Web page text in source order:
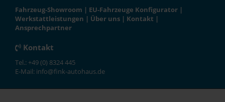
Fahrzeug-Showroom | EU-Fahrzeuge Konfigurator |
Werkstattleistungen | Über uns | Kontakt |
Ansprechpartner
Kontakt
Tel.: +49 (0) 8324 445
E-Mail: info@fink-autohaus.de